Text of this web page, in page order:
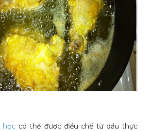
Sài Gòn
học có thể được điều chế từ dầu thực